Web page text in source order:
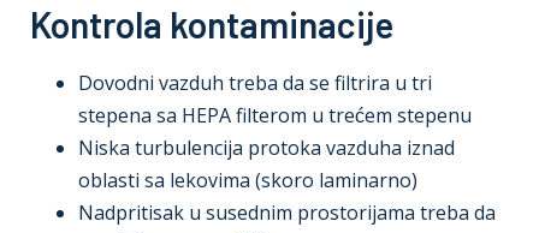
Kontrola kontaminacije
Dovodni vazduh treba da se filtrira u tri
stepena sa HEPA filterom u trećem stepenu
Niska turbulencija protoka vazduha iznad
oblasti sa lekovima (skoro laminarno)
Nadpritisak u susednim prostorijama treba da